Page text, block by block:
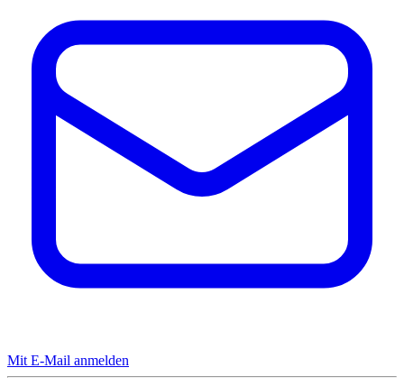
Mit E-Mail anmelden